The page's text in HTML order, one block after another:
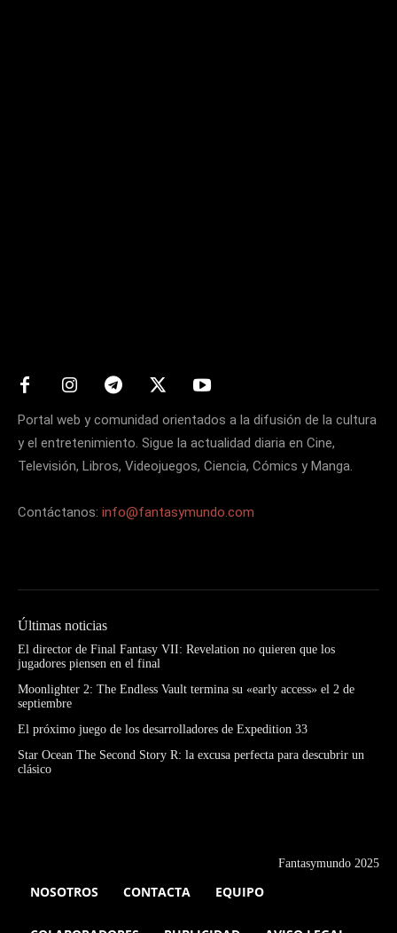
Portal web y comunidad orientados a la difusión de la cultura
y el entretenimiento. Sigue la actualidad diaria en Cine,
Televisión, Libros, Videojuegos, Ciencia, Cómics y Manga.
Contáctanos: info@fantasymundo.com
Últimas noticias
El director de Final Fantasy VII: Revelation no quieren que los
jugadores piensen en el final
Moonlighter 2: The Endless Vault termina su «early access» el 2 de
septiembre
El próximo juego de los desarrolladores de Expedition 33
Star Ocean The Second Story R: la excusa perfecta para descubrir un
clásico
Fantasymundo 2025
NOSOTROS CONTACTA EQUIPO